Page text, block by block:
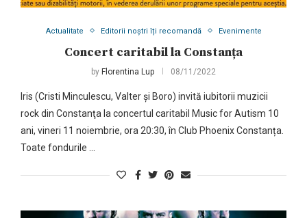
Actualitate Editorii noștri îți recomandă Evenimente
Concert caritabil la Constanța
by Florentina Lup 08/11/2022
Iris (Cristi Minculescu, Valter și Boro) invită iubitorii muzicii
rock din Constanţa la concertul caritabil Music for Autism 10
ani, vineri 11 noiembrie, ora 20:30, în Club Phoenix Constanța.
Toate fondurile …